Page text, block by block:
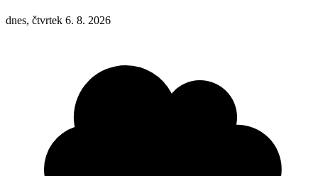
dnes, čtvrtek 6. 8. 2026